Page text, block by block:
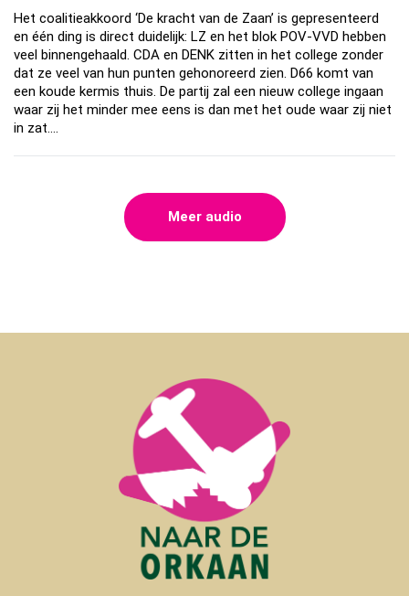
Het coalitieakkoord ‘De kracht van de Zaan’ is gepresenteerd
en één ding is direct duidelijk: LZ en het blok POV-VVD hebben
veel binnengehaald. CDA en DENK zitten in het college zonder
dat ze veel van hun punten gehonoreerd zien. D66 komt van
een koude kermis thuis. De partij zal een nieuw college ingaan
waar zij het minder mee eens is dan met het oude waar zij niet
in zat.…
Meer audio